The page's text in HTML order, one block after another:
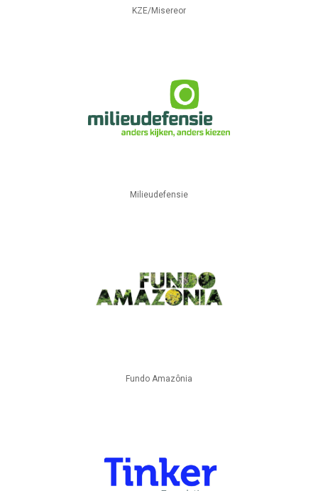
KZE/Misereor
Milieudefensie
Fundo Amazônia